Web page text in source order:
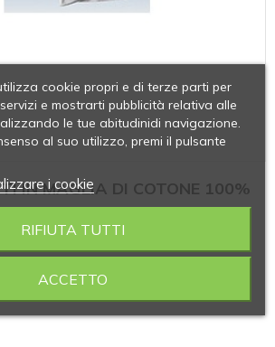
IN MAGLIA DI COTONE 100%
cookie propri e di terze parti per
e mostrarti pubblicità relativa alle
le tue abitudinidi navigazione.
al suo utilizzo, premi il pulsante
i cookie
RIFIUTA TUTTI
ACCETTO